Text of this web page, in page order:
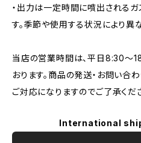
・出力は一定時間に噴出される
す。季節や使用する状況により異
当店の営業時間は、平日8:30～
おります。商品の発送・お問い合
ご対応になりますのでご了承くだ
International